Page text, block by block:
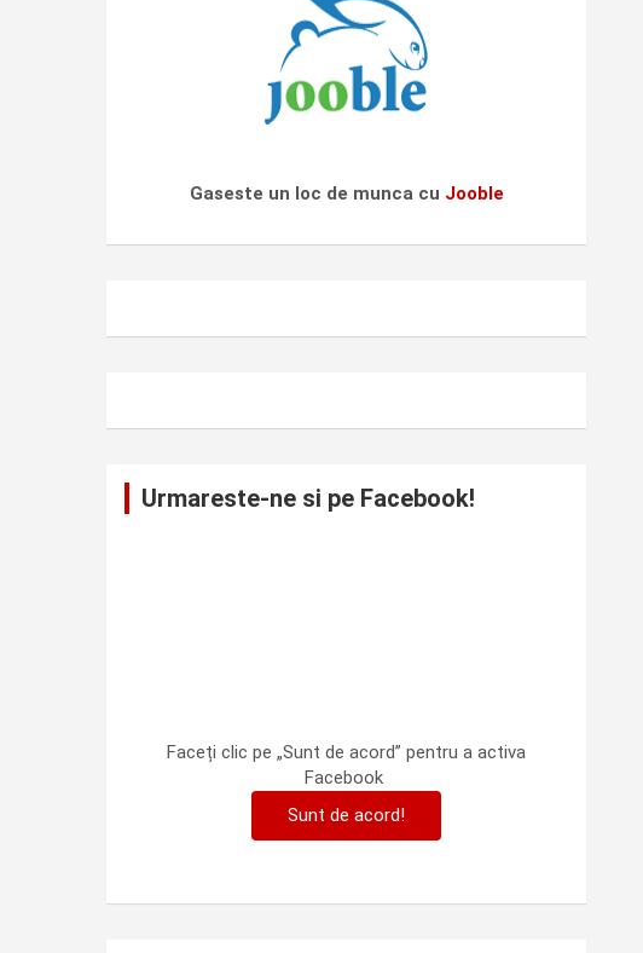
Gaseste un loc de munca cu Jooble
Urmareste-ne si pe Facebook!
Faceți clic pe „Sunt de acord” pentru a activa
Facebook
Sunt de acord!